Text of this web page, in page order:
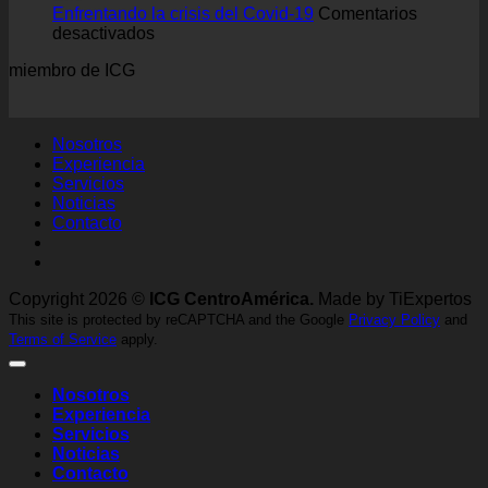
Enfrentando la crisis del Covid-19 Comentarios
desactivados
miembro de ICG
Nosotros
Experiencia
Servicios
Noticias
Contacto
Copyright 2026 © ICG CentroAmérica. Made by TiExpertos
This site is protected by reCAPTCHA and the Google Privacy Policy and
Terms of Service apply.
Nosotros
Experiencia
Servicios
Noticias
Contacto